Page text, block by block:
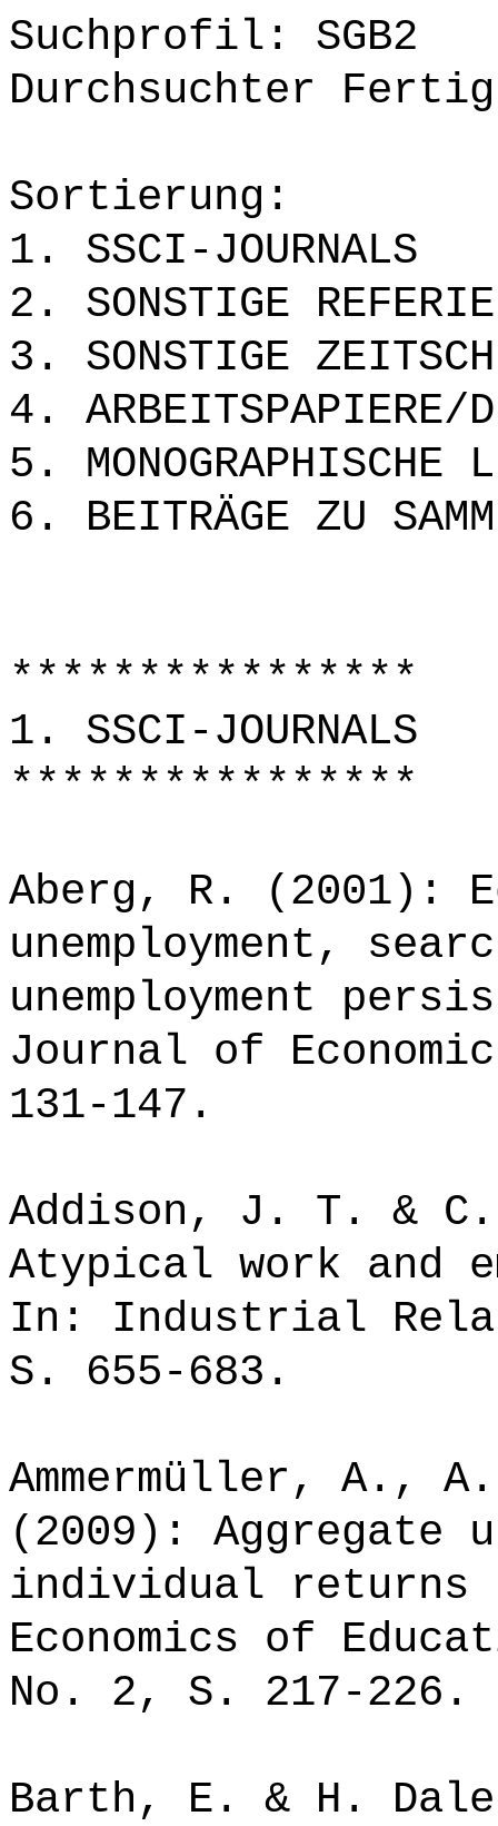
Suchprofil: SGB2
Durchsuchter
Sortierung:
1. SSCI-JOURNALS
2. SONSTIGE
3. SONSTIGE
4. ARBEITSPAPIERE/
5. MONOGRAPHISCHE
6. BEITRÄGE ZU
****************
1. SSCI-JOURNALS
****************
Aberg, R. (2001):
unemployment,
unemployment
Journal of
131-147.
Addison, J. T. &
Atypical work and
In: Industrial
S. 655-683.
Ammermüller, A.,
(2009): Aggregate
individual returns
Economics of
No. 2, S. 217-226.
Barth, E. & H.